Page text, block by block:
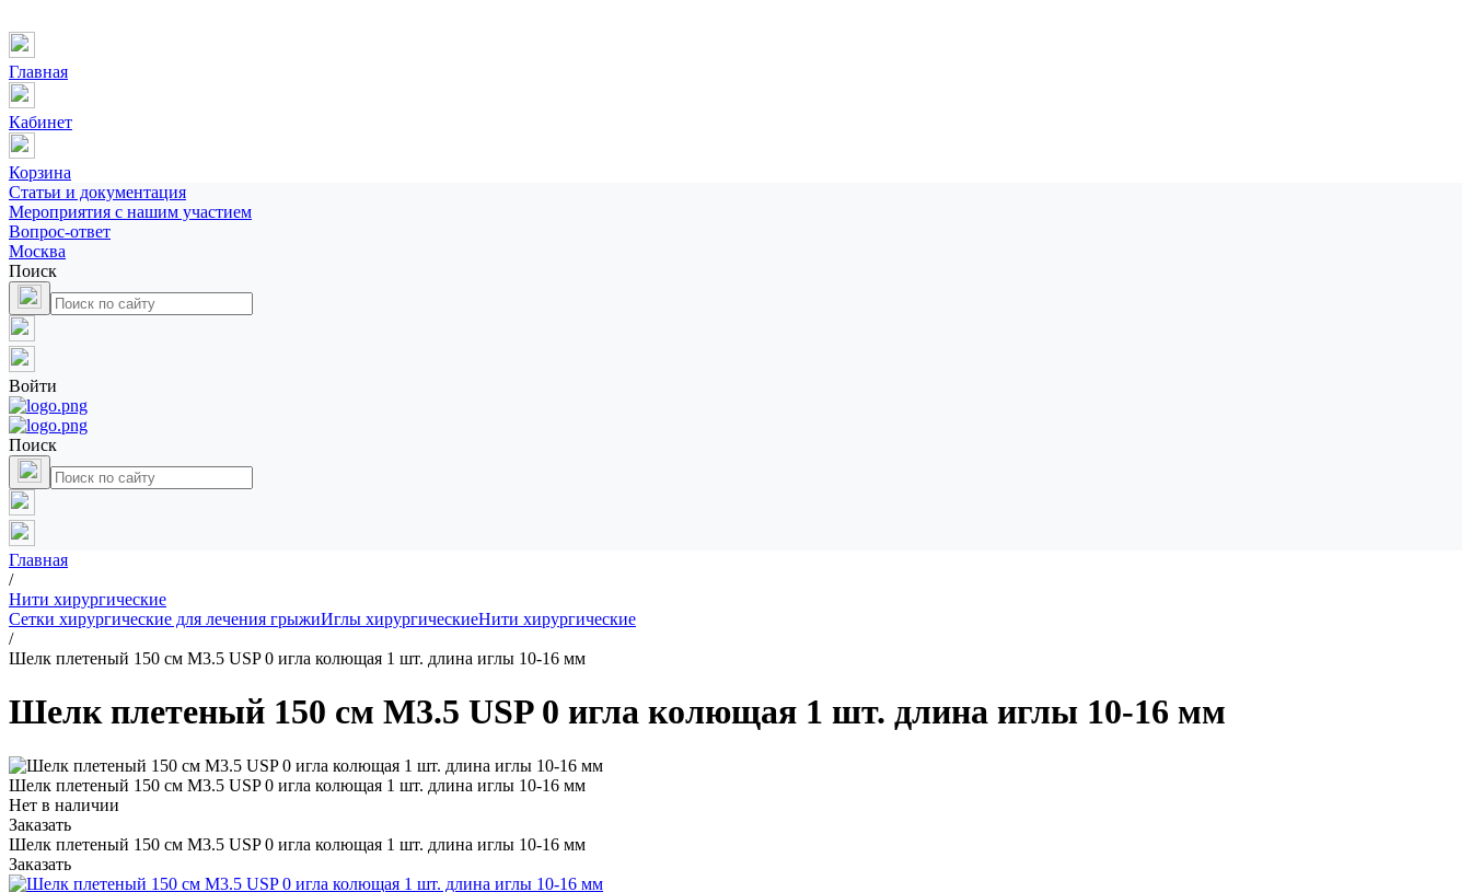
Главная
Кабинет
Корзина
Статьи и документация
Мероприятия с нашим участием
Вопрос-ответ
Москва
Поиск
Войти
Поиск
Главная
/
Нити хирургические
Сетки хирургические для лечения грыжиИглы хирургическиеНити хирургические
/
Шелк плетеный 150 см М3.5 USP 0 игла колющая 1 шт. длина иглы 10-16 мм
Шелк плетеный 150 см М3.5 USP 0 игла колющая 1 шт. длина иглы 10-16 мм
Шелк плетеный 150 см М3.5 USP 0 игла колющая 1 шт. длина иглы 10-16 мм
Нет в наличии
Заказать
Шелк плетеный 150 см М3.5 USP 0 игла колющая 1 шт. длина иглы 10-16 мм
Заказать